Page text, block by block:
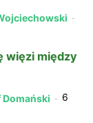
-
więzi między
- 6